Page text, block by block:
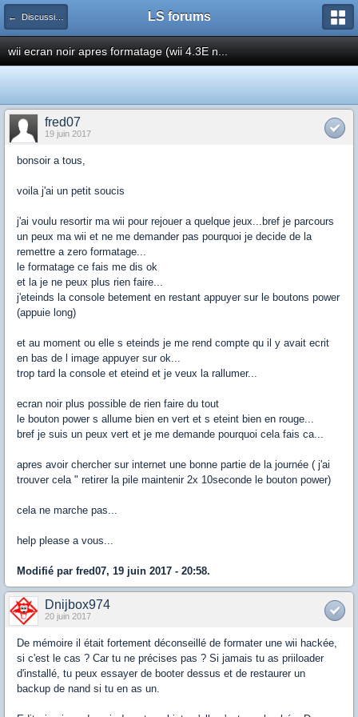
← Discussions générales (jeux, hardware...) LS forums
wii ecran noir apres formatage (wii 4.3E n...
fred07
19 juin 2017
bonsoir a tous,
voila j'ai un petit soucis
j'ai voulu resortir ma wii pour rejouer a quelque jeux...bref je parcours
un peux ma wii et ne me demander pas pourquoi je decide de la
remettre a zero formatage...
le formatage ce fais me dis ok
et la je ne peux plus rien faire...
j'eteinds la console betement en restant appuyer sur le boutons power
(appuie long)
et au moment ou elle s eteinds je me rend compte qu il y avait ecrit
en bas de l image appuyer sur ok...
trop tard la console et eteind et je veux la rallumer...
ecran noir plus possible de rien faire du tout
le bouton power s allume bien en vert et s eteint bien en rouge...
bref je suis un peux vert et je me demande pourquoi cela fais ca...
apres avoir chercher sur internet une bonne partie de la journée ( j'ai
trouver cela " retirer la pile maintenir 2x 10seconde le bouton power)
cela ne marche pas...
help please a vous...
Modifié par fred07, 19 juin 2017 - 20:58.
Dnijbox974
20 juin 2017
De mémoire il était fortement déconseillé de formater une wii hackée,
si c'est le cas ? Car tu ne précises pas ? Si jamais tu as priiloader
d'installé, tu peux essayer de booter dessus et de restaurer un
backup de nand si tu en as un.